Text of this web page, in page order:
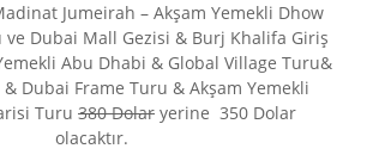
Jumeirah – Akşam Yemekli Dhow
ve Dubai Mall Gezisi & Burj Khalifa Giriş
Abu Dhabi & Global Village Turu&
Dubai Frame Turu & Akşam Yemekli
Turu 380 Dolar yerine 350 Dolar
olacaktır.